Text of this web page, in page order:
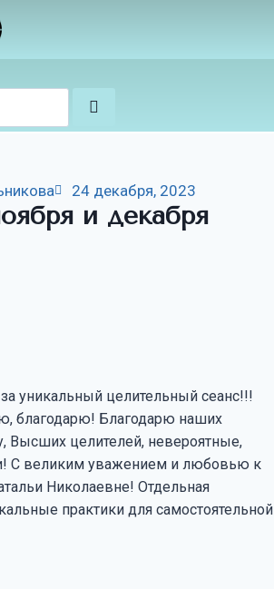
24 декабря, 2023
и декабря
уникальный целительный сеанс!!!
благодарю! Благодарю наших
Высших целителей, невероятные,
С великим уважением и любовью к
Николаевне! Отдельная
практики для самостоятельной